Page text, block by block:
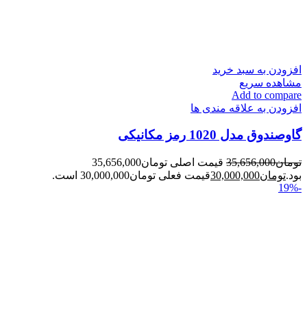
افزودن به سبد خرید
مشاهده سریع
Add to compare
افزودن به علاقه مندی ها
گاوصندوق مدل 1020 رمز مکانیکی
تومان35,656,000
قیمت اصلی تومان35,656,000
بود.تومان30,000,000قیمت فعلی تومان30,000,000 است.
-19%